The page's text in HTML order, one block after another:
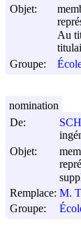
Objet:
Au
Groupe:
De:
Objet:
Remplace: M.
Groupe:
nomination